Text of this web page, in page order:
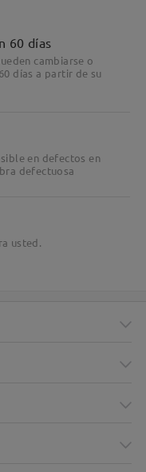
60 días
cambiarse o
días a partir de su
en defectos en
defectuosa
usted.